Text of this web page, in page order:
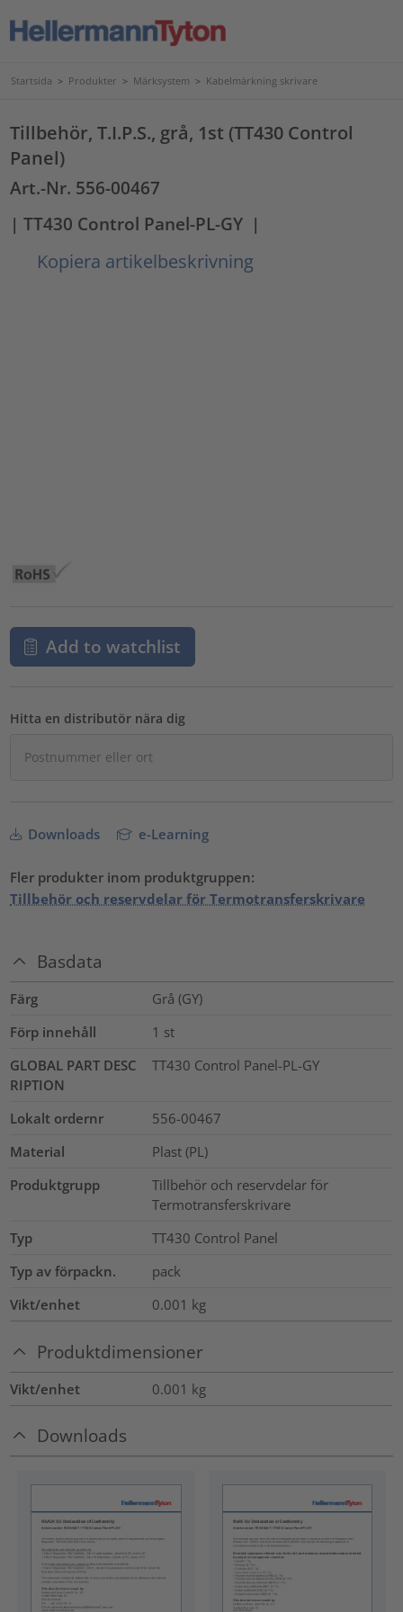
Startsida > Produkter > Märksystem > Kabelmärkning skrivare
Tillbehör, T.I.P.S., grå, 1st (TT430 Control
Panel)
Art.-Nr. 556-00467
| TT430 Control Panel-PL-GY |
Kopiera artikelbeskrivning
Add to watchlist
Hitta en distributör nära dig
Downloads e-Learning
Fler produkter inom produktgruppen:
Tillbehör och reservdelar för Termotransferskrivare
Basdata
Färg
Grå (GY)
Förp innehåll
1 st
GLOBAL PART DESC
RIPTION
TT430 Control Panel-PL-GY
Lokalt ordernr
556-00467
Material
Plast (PL)
Produktgrupp
Tillbehör och reservdelar för
Termotransferskrivare
Typ
TT430 Control Panel
Typ av förpackn.
pack
Vikt/enhet
0.001 kg
Produktdimensioner
Vikt/enhet 0.001 kg
Downloads